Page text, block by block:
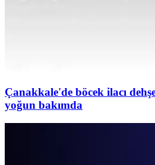
Çanakkale'de böcek ilacı
yoğun bakımda